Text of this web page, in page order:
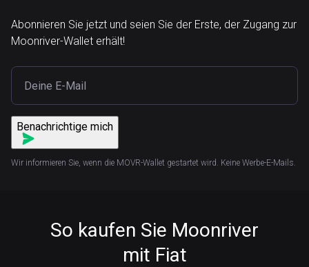
Abonnieren Sie jetzt und seien Sie der Erste, der Zugang zur
Moonriver-Wallet erhält!
Benachrichtige mich
Wir informieren Sie, wenn die MOVR-Wallet gestartet wird. Keine Werbe-E-Mails.
So kaufen Sie Moonriver
mit Fiat